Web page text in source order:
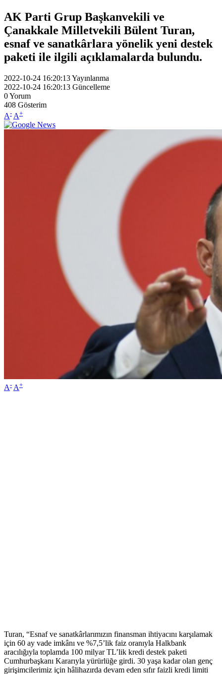
AK Parti Grup Başkanvekili ve
Çanakkale Milletvekili Bülent Turan,
esnaf ve sanatkârlara yönelik yeni destek
paketi ile ilgili açıklamalarda bulundu.
2022-10-24 16:20:13Yayınlanma
2022-10-24 16:20:13 Güncelleme
0Yorum
408 Gösterim
A- A+
A- A+
Turan, “Esnaf ve sanatkârlarımızın finansman ihtiyacını karşılamak
için 60 ay vade imkânı ve %7,5’lik faiz oranıyla Halkbank
aracılığıyla toplamda 100 milyar TL’lik kredi destek paketi
Cumhurbaşkanı Kararıyla yürürlüğe girdi. 30 yaşa kadar olan genç
girişimcilerimiz için hâlihazırda devam eden sıfır faizli kredi limiti